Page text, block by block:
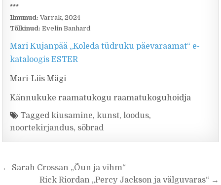
***
Ilmunud: Varrak, 2024
Tõlkinud: Evelin Banhard
Mari Kujanpää „Koleda tüdruku päevaraamat“ e-
kataloogis ESTER
Mari-Liis Mägi
Kännukuke raamatukogu raamatukoguhoidja
Taggedkiusamine,kunst,loodus,
noortekirjandus, sõbrad
Navigeerimine
← Sarah Crossan „Õun ja vihm“
Rick Riordan „Percy Jackson ja välguvaras“ →